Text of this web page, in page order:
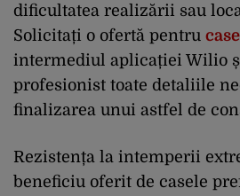
dificultatea realizării sau
Solicitați o ofertă pentru
intermediul aplicației Wilio
profesionist toate detaliile
finalizarea unui astfel de
Rezistența la intemperii
beneficiu oferit de casele